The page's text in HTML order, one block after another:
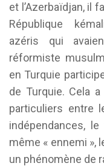
et l’Azerbaïdjan, il
République
azéris qui
réformiste
en Turquie
de Turquie. Cela
particuliers entre
indépendances,
même « ennemi »,
un phénomène de